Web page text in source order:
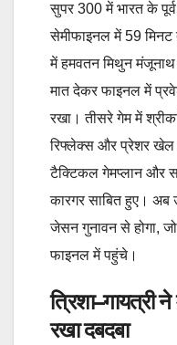
सुपर 300 में भारत के
सेमीफाइनल में 59
में हमवतन मिथुन
मात देकर फाइनल में
रखा। तीसरे गेम में
रिफ्लेक्स और प्रेशर खेल
टैक्टिकल गेमप्लान और
कारगर साबित हुए। अब
जेसन गुनावन से होगा,
फाइनल में पहुंचे।
त्रिशा–गायत्री
रखा दबदबा